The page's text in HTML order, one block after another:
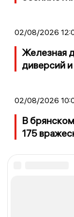
02/08/2026
Железная
диверсий
02/08/2026
В
175